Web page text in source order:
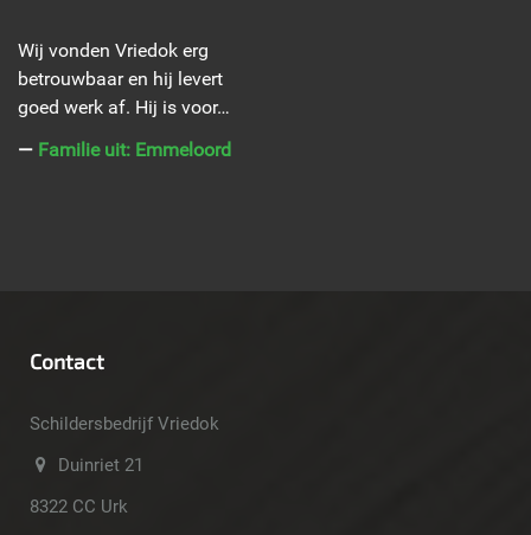
Wij vonden Vriedok erg
betrouwbaar en hij levert
goed werk af. Hij is voor…
― Familie uit: Emmeloord
Contact
Schildersbedrijf Vriedok
Duinriet 21
8322 CC Urk